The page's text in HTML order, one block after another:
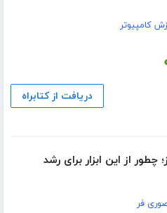
کامپیوتر
دریافت از کتابراه
از این ابزار برای رشد
فر